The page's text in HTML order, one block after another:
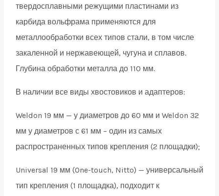
твердосплавными режущими пластинами из
карбида вольфрама применяются для
металлообработки всех типов стали, в том числе
закаленной и нержавеющей, чугуна и сплавов.
Глубина обработки металла до 110 мм.
В наличии все виды хвостовиков и адаптеров:
Weldon 19 мм — у диаметров до 60 мм и Weldon 32
мм у диаметров с 61 мм – один из самых
распространенных типов крепления (2 площадки);
Universal 19 мм (One-touch, Nitto) — универсальный
тип крепления (1 площадка), подходит к